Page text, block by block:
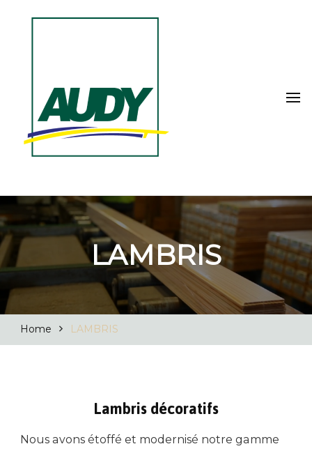
LAMBRIS
Home LAMBRIS
Lambris décoratifs
Nous avons étoffé et modernisé notre gamme